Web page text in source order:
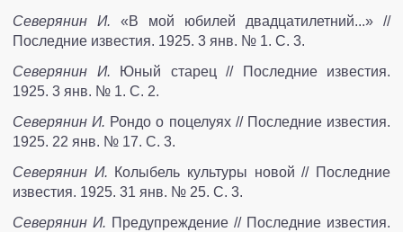
Северянин И. «В мой юбилей двадцатилетний...» //
Последние известия. 1925. 3 янв. № 1. С. 3.
Северянин И. Юный старец // Последние известия.
1925. 3 янв. № 1. С. 2.
Северянин И. Рондо о поцелуях // Последние известия.
1925. 22 янв. № 17. С. 3.
Северянин И. Колыбель культуры новой // Последние
известия. 1925. 31 янв. № 25. С. 3.
Северянин И. Предупреждение // Последние известия.